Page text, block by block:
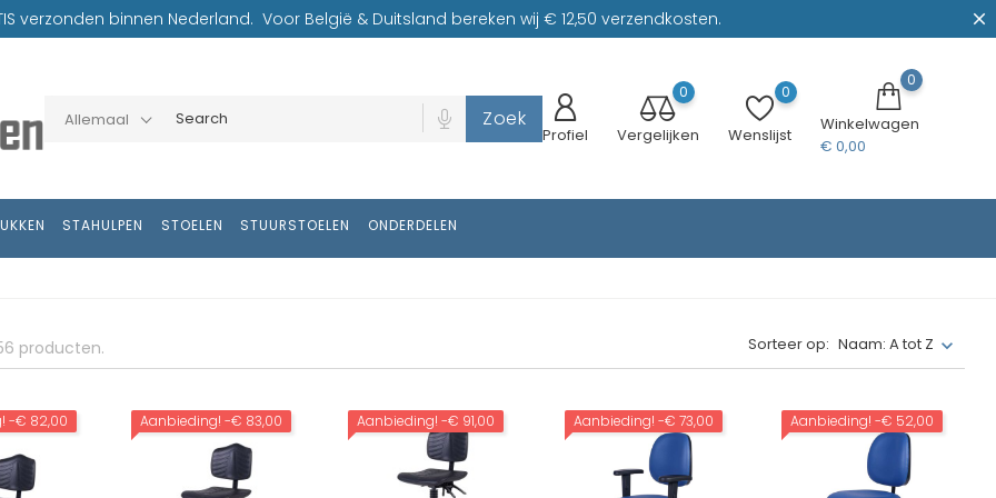
verzonden binnen Nederland. Voor België & Duitsland bereken wij € 12,50 verzendkosten.
Allemaal Zoek
Profiel
0
Vergelijken
0
Wenslijst
0
Winkelwagen
€ 0,00
STAHULPEN STOELEN STUURSTOELEN ONDERDELEN
producten. Sorteer op: Naam: A tot Z
-€ 82,00 Aanbieding!-€ 83,00 Aanbieding!-€ 91,00 Aanbieding!-€ 73,00 Aanbieding!-€ 52,00